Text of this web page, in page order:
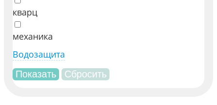
кварц
механика
Водозащита